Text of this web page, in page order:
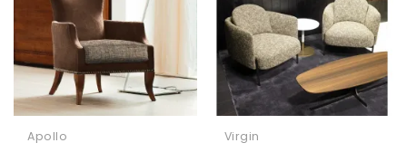
Apollo Virgin